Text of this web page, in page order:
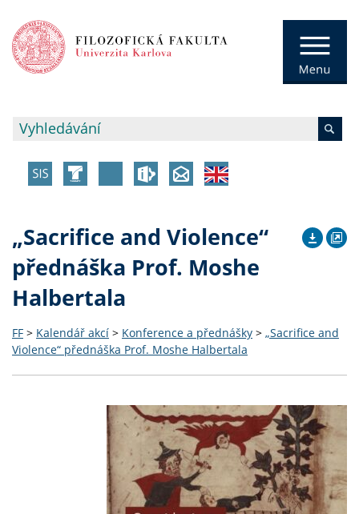
„Sacrifice and Violence“
přednáška Prof. Moshe
Halbertala
FF > Kalendář akcí > Konference a přednášky > „Sacrifice and
Violence“ přednáška Prof. Moshe Halbertala